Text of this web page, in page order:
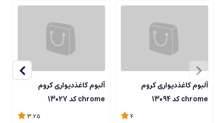
آلبوم کاغذدیواری کروم
chrome کد 13094
4
آلبوم کاغذدیواری کروم
chrome کد 13027
3.25